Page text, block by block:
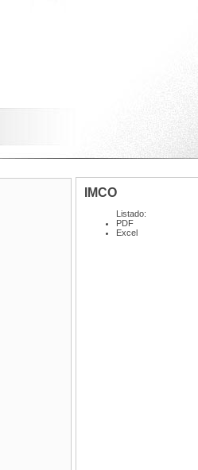
IMCO
Listado:
PDF
Excel